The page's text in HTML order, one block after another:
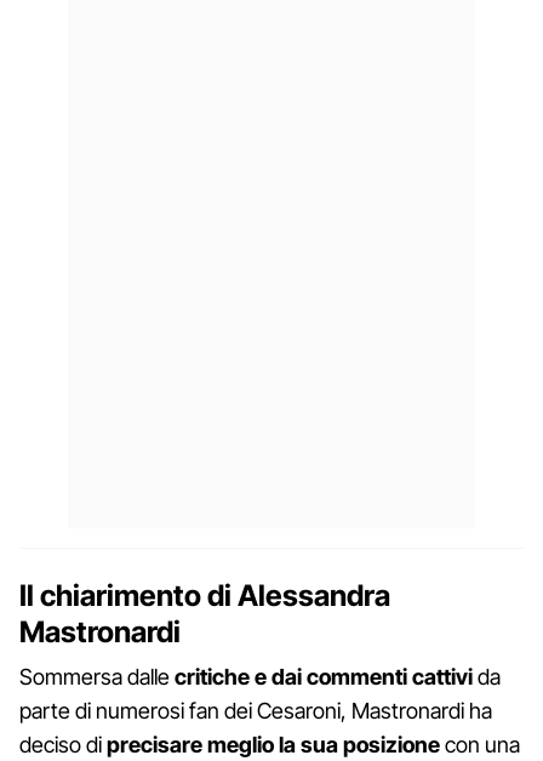
Il chiarimento di Alessandra
Mastronardi
Sommersa dallecritiche e dai commenti cattivida
parte di numerosi fan dei Cesaroni, Mastronardi ha
deciso diprecisare meglio la sua posizionecon una